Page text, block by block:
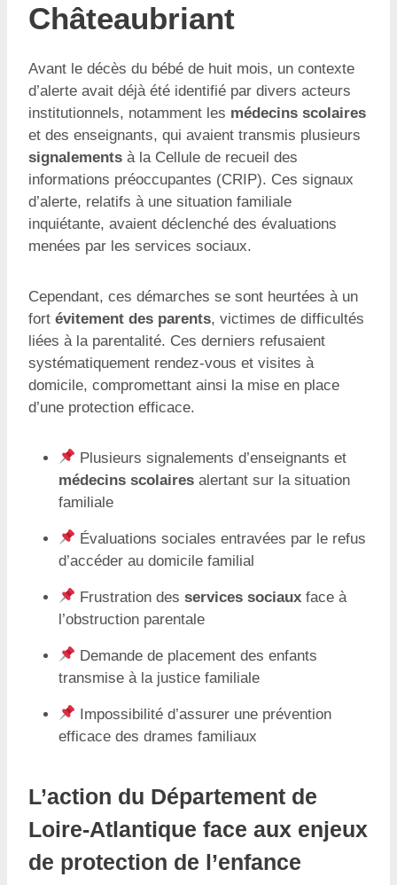
Châteaubriant
Avant le décès du bébé de huit mois, un contexte
d’alerte avait déjà été identifié par divers acteurs
institutionnels, notamment les médecins scolaires
et des enseignants, qui avaient transmis plusieurs
signalements à la Cellule de recueil des
informations préoccupantes (CRIP). Ces signaux
d’alerte, relatifs à une situation familiale
inquiétante, avaient déclenché des évaluations
menées par les services sociaux.
Cependant, ces démarches se sont heurtées à un
fort évitement des parents, victimes de difficultés
liées à la parentalité. Ces derniers refusaient
systématiquement rendez-vous et visites à
domicile, compromettant ainsi la mise en place
d’une protection efficace.
Plusieurs signalements d’enseignants et
médecins scolaires alertant sur la situation
familiale
Évaluations sociales entravées par le refus
d’accéder au domicile familial
Frustration desservices sociaux face à
l’obstruction parentale
Demande de placement des enfants
transmise à la justice familiale
Impossibilité d’assurer une prévention
efficace des drames familiaux
L’action du Département de
Loire-Atlantique face aux enjeux
de protection de l’enfance